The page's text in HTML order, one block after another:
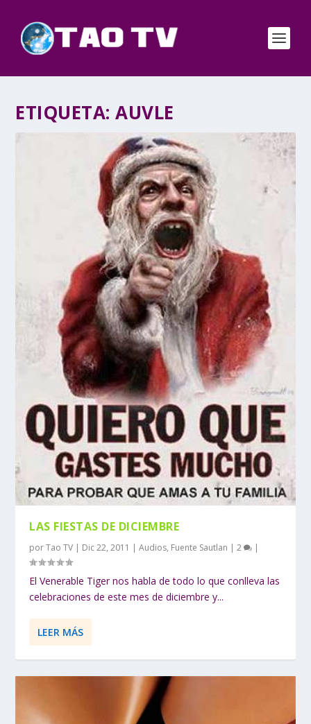
ETIQUETA:AUVLE
LAS FIESTAS DE DICIEMBRE
porTao TV | Dic 22, 2011 |Audios, Fuente Sautlan |2 |
El Venerable Tiger nos habla de todo lo que conlleva las
celebraciones de este mes de diciembre y...
LEER MÁS